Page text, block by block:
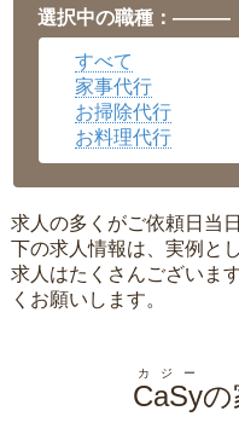
岡山県▼
広島県▼
沖縄県
選択中の職種：———
すべて
家事代行
お掃除代行
お料理代行
求人の多くがご依頼日当
下の求人情報は、実例と
求人はたくさんございま
くお願いします。
CaSy
カジー
の